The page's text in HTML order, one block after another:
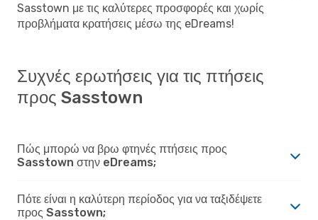
Sasstown με τις καλύτερες προσφορές και χωρίς
προβλήματα κρατήσεις μέσω της eDreams!
Συχνές ερωτήσεις για τις πτήσεις
προς Sasstown
Πώς μπορώ να βρω φτηνές πτήσεις προς
Sasstown στην eDreams;
Πότε είναι η καλύτερη περίοδος για να ταξιδέψετε
προς Sasstown;